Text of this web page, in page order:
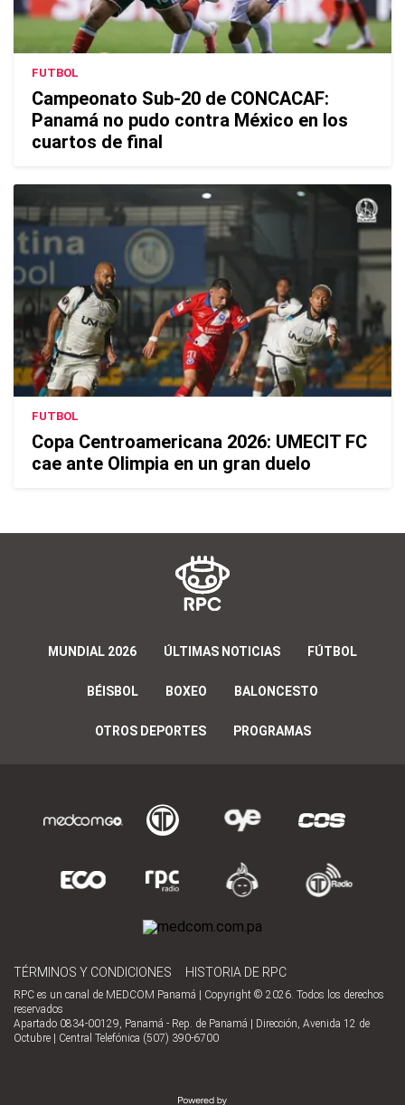
FUTBOL
Campeonato Sub-20 de CONCACAF:
Panamá no pudo contra México en los
cuartos de final
FUTBOL
Copa Centroamericana 2026: UMECIT FC
cae ante Olimpia en un gran duelo
MUNDIAL 2026 ÚLTIMAS NOTICIAS FÚTBOL
BÉISBOL BOXEO BALONCESTO
OTROS DEPORTES PROGRAMAS
TÉRMINOS Y CONDICIONES HISTORIA DE RPC
RPC es un canal de MEDCOM Panamá | Copyright © 2026. Todos los derechos
reservados
Apartado 0834-00129, Panamá - Rep. de Panamá | Dirección, Avenida 12 de
Octubre | Central Telefónica (507) 390-6700